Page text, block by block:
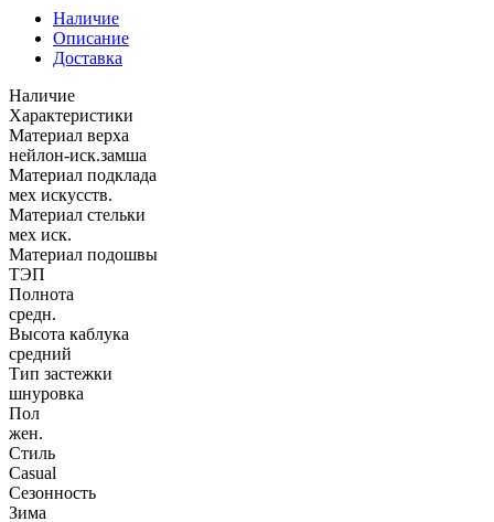
Наличие
Описание
Доставка
Наличие
Характеристики
Материал верха
нейлон-иск.замша
Материал подклада
мех искусств.
Материал стельки
мех иск.
Материал подошвы
ТЭП
Полнота
средн.
Высота каблука
средний
Тип застежки
шнуровка
Пол
жен.
Стиль
Casual
Сезонность
Зима